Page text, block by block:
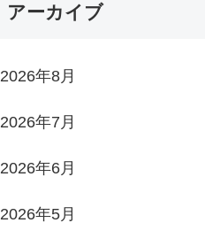
アーカイブ
2026年8月
2026年7月
2026年6月
2026年5月